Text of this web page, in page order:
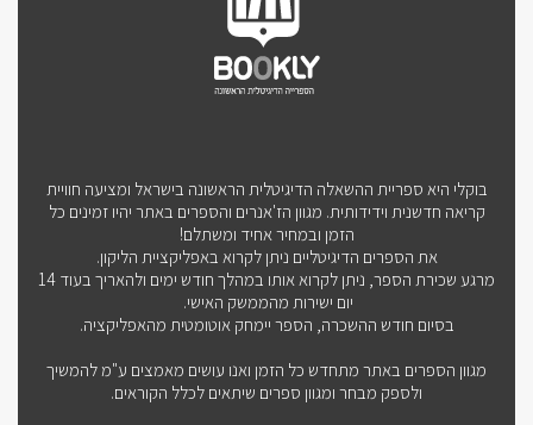
בוקלי היא ספריית ההשאלה הדיגיטלית הראשונה בישראל ומציעה חוויית
קריאה חדשנית וידידותית. מגוון הז'אנרים והספרים באתר יהיו זמינים כל
הזמן ובמחיר אחיד ומשתלם!
את הספרים הדיגיטליים ניתן לקרוא באפליקציית הליקון.
מרגע שכירת הספר, ניתן לקרוא אותו במהלך חודש ימים ולהאריך בעוד 14
יום ישירות מהממשק האישי.
בסיום חודש ההשכרה, הספר יימחק אוטומטית מהאפליקציה.
מגוון הספרים באתר מתחדש כל הזמן ואנו עושים מאמצים ע"מ להמשיך
ולספק מבחר ומגוון ספרים שיתאים לכלל הקוראים.